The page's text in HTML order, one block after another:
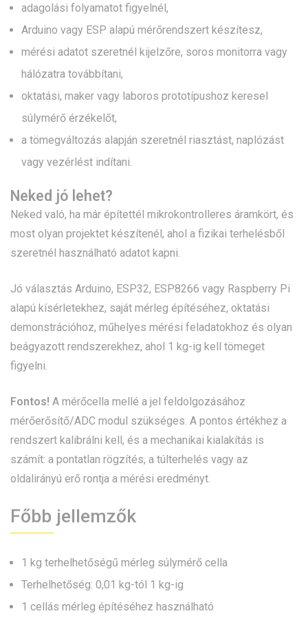
adagolási folyamatot figyelnél,
Arduino vagy ESP alapú mérőrendszert készítesz,
mérési adatot szeretnél kijelzőre, soros monitorra vagy
hálózatra továbbítani,
oktatási, maker vagy laboros prototípushoz keresel
súlymérő érzékelőt,
a tömegváltozás alapján szeretnél riasztást, naplózást
vagy vezérlést indítani.
Neked jó lehet?
Neked való, ha már építettél mikrokontrolleres áramkört, és
most olyan projektet készítenél, ahol a fizikai terhelésből
szeretnél használható adatot kapni.
Jó választás Arduino, ESP32, ESP8266 vagy Raspberry Pi
alapú kísérletekhez, saját mérleg építéséhez, oktatási
demonstrációhoz, műhelyes mérési feladatokhoz és olyan
beágyazott rendszerekhez, ahol 1 kg-ig kell tömeget
figyelni.
Fontos! A mérőcella mellé a jel feldolgozásához
mérőerősítő/ADC modul szükséges. A pontos értékhez a
rendszert kalibrálni kell, és a mechanikai kialakítás is
számít: a pontatlan rögzítés, a túlterhelés vagy az
oldalirányú erő rontja a mérési eredményt.
Főbb jellemzők
1 kg terhelhetőségű mérleg súlymérő cella
Terhelhetőség: 0,01 kg-tól 1 kg-ig
1 cellás mérleg építéséhez használható